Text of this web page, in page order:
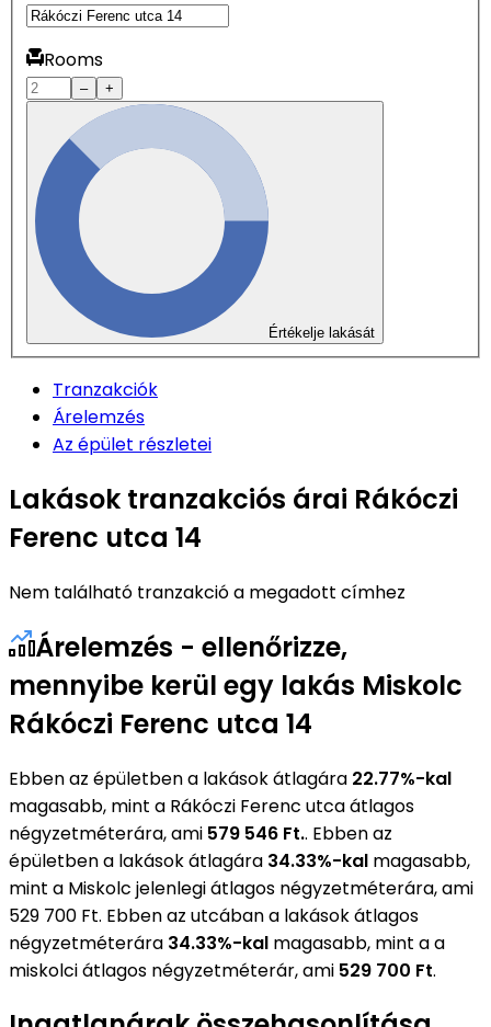
Rooms
– +
Értékelje lakását
Tranzakciók
Árelemzés
Az épület részletei
Lakások tranzakciós árai Rákóczi
Ferenc utca 14
Nem található tranzakció a megadott címhez
Árelemzés - ellenőrizze,
mennyibe kerül egy lakás Miskolc
Rákóczi Ferenc utca 14
Ebben az épületben a lakások átlagára 22.77%-kal
magasabb, mint a Rákóczi Ferenc utca átlagos
négyzetméterára, ami 579 546 Ft.. Ebben az
épületben a lakások átlagára 34.33%-kal magasabb,
mint a Miskolc jelenlegi átlagos négyzetméterára, ami
529 700 Ft. Ebben az utcában a lakások átlagos
négyzetméterára 34.33%-kal magasabb, mint a a
miskolci átlagos négyzetméterár, ami 529 700 Ft.